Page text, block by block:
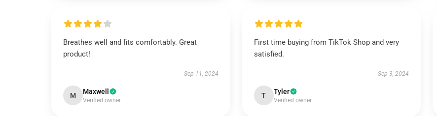
Breathes well and fits comfortably. Great
product!
Sep 11, 2024
M Maxwell
Verified owner
First time buying from TikTok Shop and very
satisfied.
Sep 3, 2024
T Tyler
Verified owner